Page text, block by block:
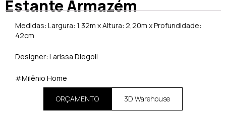
Estante Armazém
Medidas: Largura: 1,32m x Altura: 2,20m x Profundidade:
42cm
Designer: Larissa Diegoli
#Milênio Home
ORÇAMENTO 3D Warehouse